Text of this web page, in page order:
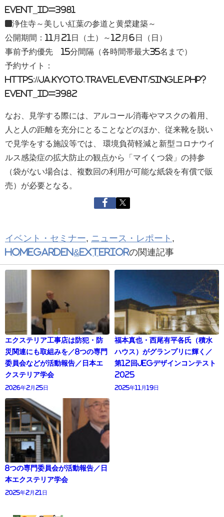
event_id=3981
■浄住寺～美しい紅葉の参道と黄檗建築～
公開期間：11月21日（土）～12月6日（日）
事前予約優先 15分間隔（各時間帯最大35名まで）
予約サイト：
https://ja.kyoto.travel/event/single.php?
event_id=3982
なお、見学する際には、アルコール消毒やマスクの着用、
人と人の距離を充分にとることなどのほか、従来靴を脱い
で見学をする施設等では、 環境負荷軽減と新型コロナウイ
ルス感染症の拡大防止の観点から「マイくつ袋」の持参
（袋がない場合は、複数回の利用が可能な紙袋を有償で販
売）が必要となる。
イベント・セミナー, ニュース・レポート ,
HomeGarden&EXTERIORの関連記事
エクステリア工事店は防犯・防
災関連にも取組みを／8つの専門
委員会などが活動報告／日本エ
クステリア学会
2026年2月25日
福本真也・西尾有平各氏（積水
ハウス）がグランプリに輝く／
第12回JEGデザインコンテスト
2025
2025年11月19日
8つの専門委員会が活動報告／日
本エクステリア学会
2025年2月21日